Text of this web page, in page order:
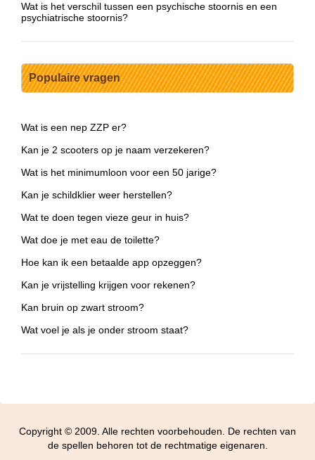
Wat is het verschil tussen een psychische stoornis en een
psychiatrische stoornis?
Populaire vragen
Wat is een nep ZZP er?
Kan je 2 scooters op je naam verzekeren?
Wat is het minimumloon voor een 50 jarige?
Kan je schildklier weer herstellen?
Wat te doen tegen vieze geur in huis?
Wat doe je met eau de toilette?
Hoe kan ik een betaalde app opzeggen?
Kan je vrijstelling krijgen voor rekenen?
Kan bruin op zwart stroom?
Wat voel je als je onder stroom staat?
Copyright © 2009. Alle rechten voorbehouden. De rechten van
de spellen behoren tot de rechtmatige eigenaren.